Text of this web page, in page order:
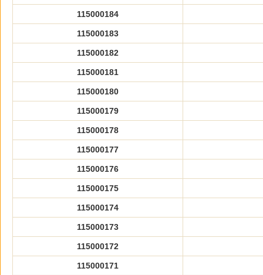
115000184
115000183
115000182
115000181
115000180
115000179
115000178
115000177
115000176
115000175
115000174
115000173
115000172
115000171